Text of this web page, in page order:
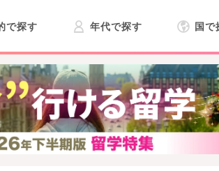
で探す 年代で探す 国で